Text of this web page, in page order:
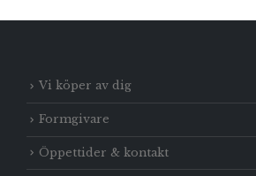
Vi köper av dig
Formgivare
Öppettider & kontakt